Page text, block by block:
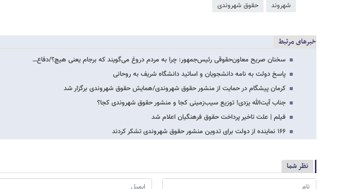
شهروند حقوق شهروندی
خبرهای مرتبط
سخنان صریح معاون‌حقوقی رئیس‌جمهور: چرا به مردم دروغ می‌گویند که برجام یعنی هیچ؟/دفاع…
پاسخ دولت به نامه دانشجویان و اساتید دانشگاه شریف به روحانی
کرمان پیشگام در حمایت از منشور حقوق شهروندی/همایش حقوق شهروندی برگزار شد
جناب آیت‌الله یزدی! توزیع سیب‌زمینی کجا و منشور حقوق شهروندی کجا؟
فیلم | علت تاخیر پرداخت حقوق فرهنگیان اعلام شد
۱۶۶ نماینده از دولت برای تدوین منشور حقوق شهروندی تشکر کردند
نظر شما